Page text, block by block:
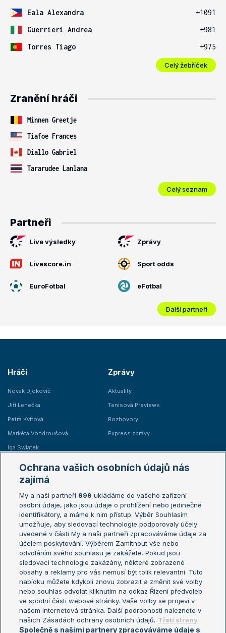
Eala Alexandra
+1091
Guerrieri Andrea
+981
Torres Tiago
+975
Celý žebříček
Zranění hráči
Minnen Greetje
Tiafoe Frances
Diallo Gabriel
Tararudee Lanlana
Celý seznam
Partneři
Live výsledky Zprávy
Livescore.in Sport odds
EuroFotbal eFotbal
Další partneři
Hráči
Novak Djokovič
Jiří Lehečka
Petra Kvitová
Markéta Vondroušová
Iga Swiatek
Zprávy
Aktuality
Tenisová Previews
Rozhovory
Express zprávy
Žebříčky
Žebříček ATP (muži)
Žebříček WTA (ženy)
Sázkařský žebříček
Australian Open
French Open
Wimbledon
US Open
Turnaj mistrů
Turnaj mistryň
Aktualní trendy
Fotbalové přestupy
Livesport Daily
LS Prague Open
Ochrana vašich osobních údajů nás
zajímá
My a naši partneři 999 ukládáme do vašeho zařízení
osobní údaje, jako jsou údaje o prohlížení nebo jedinečné
identifikátory, a máme k nim přístup. Výběr Souhlasím
umožňuje, aby sledovací technologie podporovaly účely
uvedené v části My a naši partneři zpracováváme údaje za
účelem poskytování. Výběrem Zamítnout vše nebo
odvoláním svého souhlasu je zakážete. Pokud jsou
sledovací technologie zakázány, některé zobrazené
obsahy a reklamy pro vás nemusí být tolik relevantní. Tuto
nabídku můžete kdykoli znovu zobrazit a změnit své volby
nebo souhlas odvolat kliknutím na odkaz Řízení předvoleb
ve spodní části webové stránky. Vaše volby se projeví v
našem Internetová stránka. Další podrobnosti naleznete v
našich Zásadách ochrany osobních údajů. Třetí strany
Společně s našimi partnery zpracováváme údaje s